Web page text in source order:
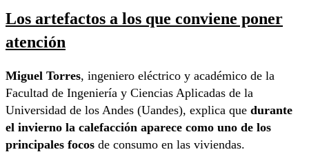
Los artefactos a los que conviene poner
atención
Miguel Torres, ingeniero eléctrico y académico de la
Facultad de Ingeniería y Ciencias Aplicadas de la
Universidad de los Andes (Uandes), explica que durante
el invierno la calefacción aparece como uno de los
principales focos de consumo en las viviendas.